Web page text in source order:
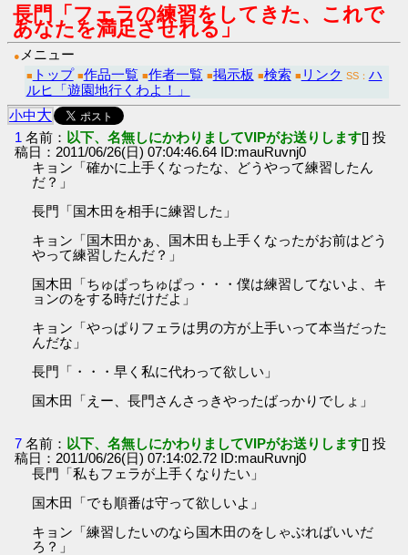
長門「フェラの練習をしてきた、これで
あなたを満足させれる」
● メニュー
■ トップ ■作品一覧 ■作者一覧 ■掲示板 ■検索 ■ リンク SS： ハ
ルヒ「遊園地行くわよ！」
小中大
1 名前： 以下、名無しにかわりましてVIPがお送りします[] 投
稿日：2011/06/26(日) 07:04:46.64 ID:mauRuvnj0
キョン「確かに上手くなったな、どうやって練習したん
だ？」
長門「国木田を相手に練習した」
キョン「国木田かぁ、国木田も上手くなったがお前はどう
やって練習したんだ？」
国木田「ちゅぱっちゅぱっ・・・僕は練習してないよ、キ
ョンのをする時だけだよ」
キョン「やっぱりフェラは男の方が上手いって本当だった
んだな」
長門「・・・早く私に代わって欲しい」
国木田「えー、長門さんさっきやったばっかりでしょ」
7 名前： 以下、名無しにかわりましてVIPがお送りします[] 投
稿日：2011/06/26(日) 07:14:02.72 ID:mauRuvnj0
長門「私もフェラが上手くなりたい」
国木田「でも順番は守って欲しいよ」
キョン「練習したいのなら国木田のをしゃぶればいいだ
ろ？」